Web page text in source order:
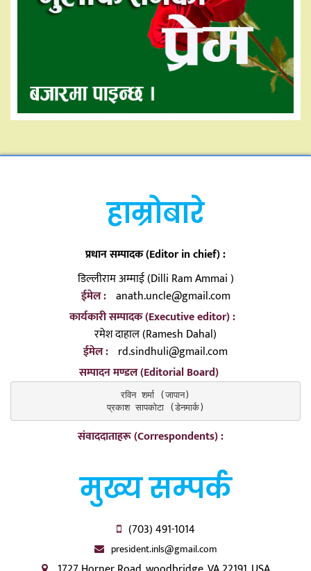
हाम्रोबारे
प्रधान सम्पादक (Editor in chief) :
डिल्लीराम अम्माई (Dilli Ram Ammai )
ईमेल : anath.uncle@gmail.com
कार्यकारी सम्पादक (Executive editor) :
रमेश दाहाल (Ramesh Dahal)
ईमेल : rd.sindhuli@gmail.com
सम्पादन मण्डल (Editorial Board)
रविन शर्मा (जापान)
प्रकाश सापकोटा (डेनमार्क)
संवाददाताहरू (Correspondents) :
मुख्य सम्पर्क
(703) 491-1014
president.inls@gmail.com